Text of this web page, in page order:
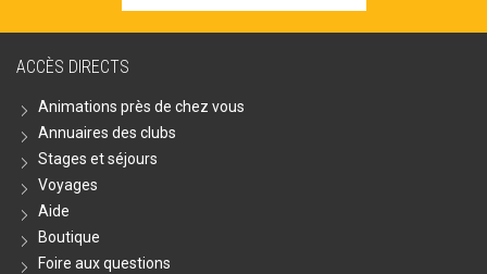
ACCÈS DIRECTS
Animations près de chez vous
Annuaires des clubs
Stages et séjours
Voyages
Aide
Boutique
Foire aux questions